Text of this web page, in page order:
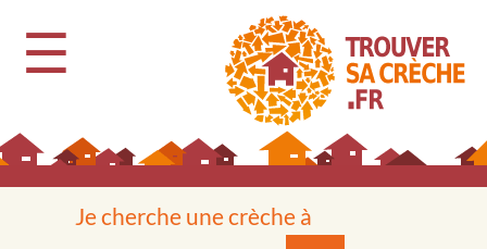
☰
Je cherche une crèche à